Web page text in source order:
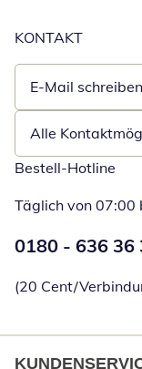
KONTAKT
E-Mail schreiben
Öffnet E-Mail-
Alle
Bestell-Hotline
Täglich von 07:00
0180 - 636 36
(20 Cent/